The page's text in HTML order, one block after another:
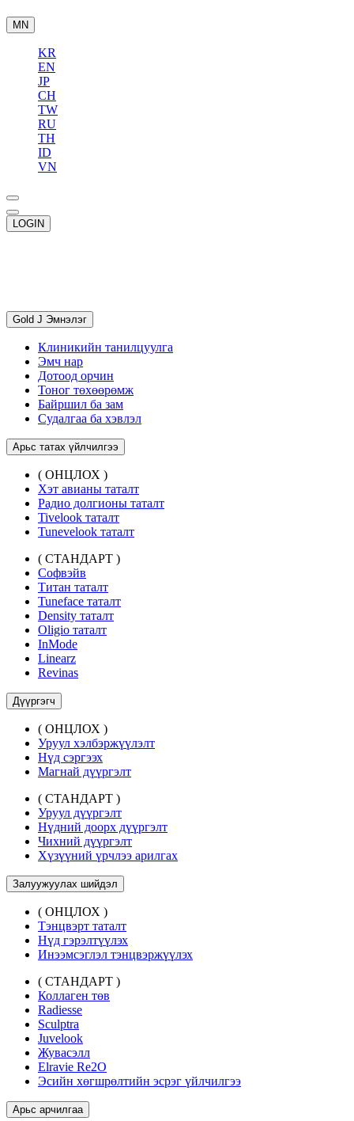
MN
KR
EN
JP
CH
TW
RU
TH
ID
VN
LOGIN
Gold J Эмнэлэг
Клиникийн танилцуулга
Эмч нар
Дотоод орчин
Тоног төхөөрөмж
Байршил ба зам
Судалгаа ба хэвлэл
Арьс татах үйлчилгээ
( ОНЦЛОХ )
Хэт авианы таталт
Радио долгионы таталт
Tivelook таталт
Tunevelook таталт
( СТАНДАРТ )
Софвэйв
Титан таталт
Tuneface таталт
Density таталт
Oligio таталт
InMode
Linearz
Revinas
Дүүргэгч
( ОНЦЛОХ )
Уруул хэлбэржүүлэлт
Нүд сэргээх
Магнай дүүргэлт
( СТАНДАРТ )
Уруул дүүргэлт
Нүдний доорх дүүргэлт
Чихний дүүргэлт
Хүзүүний үрчлээ арилгах
Залуужуулах шийдэл
( ОНЦЛОХ )
Тэнцвэрт таталт
Нүд гэрэлтүүлэх
Инээмсэглэл тэнцвэржүүлэх
( СТАНДАРТ )
Коллаген төв
Radiesse
Sculptra
Juvelook
Жувасэлл
Elravie Re2O
Эсийн хөгшрөлтийн эсрэг үйлчилгээ
Арьс арчилгаа